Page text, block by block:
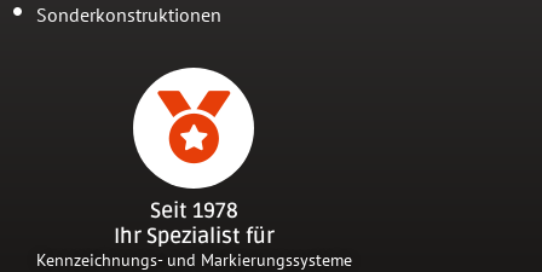
Sonderkonstruktionen
Seit 1978
Ihr Spezialist für
Kennzeichnungs- und Markierungssysteme